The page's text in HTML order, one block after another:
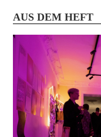
AUS DEM HEFT